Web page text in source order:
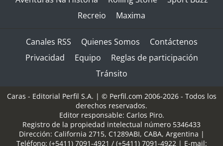
Recreio
Maxima
Canales RSS Quienes Somos
Contáctenos
Privacidad
Equipo
Reglas de participación
Tránsito
Caras - Editorial Perfil S.A. | © Perfil.com 2006-2026 - Todos los
derechos reservados.
Editor responsable: Carlos Piro.
Registro de la propiedad intelectual número 5346433
Dirección: California 2715, C1289ABI, CABA, Argentina |
Teléfono: (+5411) 7091-4921 / (+5411) 7091-4922| E-mail: